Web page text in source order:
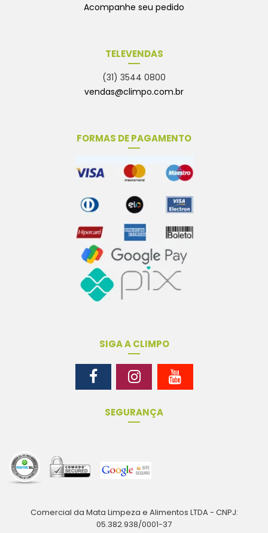
Acompanhe seu pedido
TELEVENDAS
(31) 3544 0800
vendas@climpo.com.br
FORMAS DE PAGAMENTO
SIGA A CLIMPO
SEGURANÇA
Comercial da Mata Limpeza e Alimentos LTDA - CNPJ:
05.382.938/0001-37